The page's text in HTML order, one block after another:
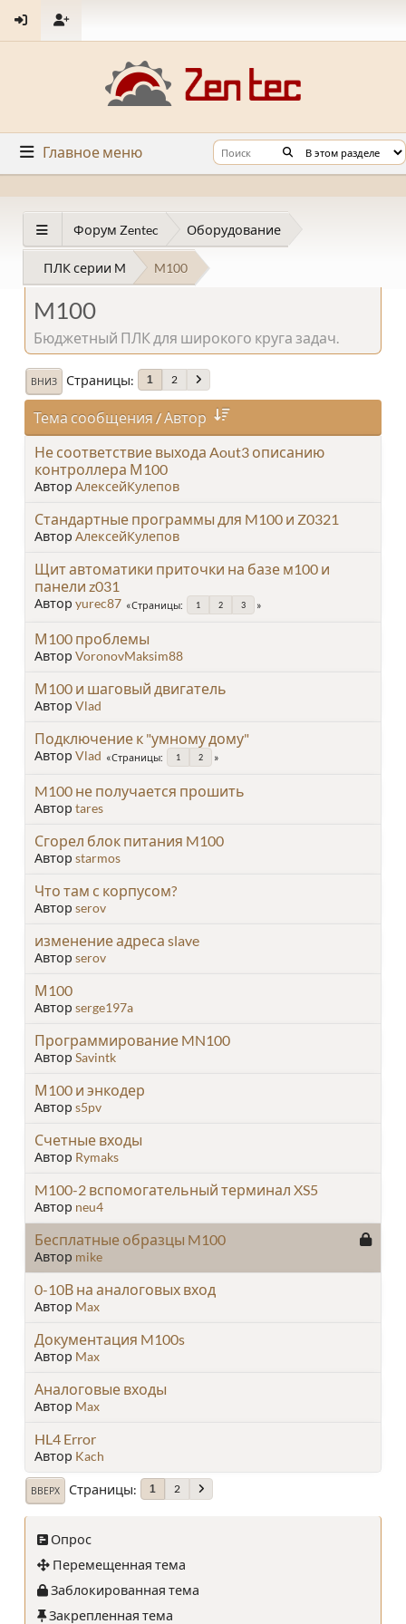
Главное меню
Форум Zentec Оборудование
ПЛК серии M M100
M100
Бюджетный ПЛК для широкого круга задач.
ВНИЗ Страницы 1 2
Тема сообщения / Автор
Не соответствие выхода Aout3 описанию
контроллера М100
Автор АлексейКулепов
Стандартные программы для M100 и Z0321
Автор АлексейКулепов
Щит автоматики приточки на базе м100 и
панели z031
Автор yurec87 Страницы 1 2 3
М100 проблемы
Автор VoronovMaksim88
М100 и шаговый двигатель
Автор Vlad
Подключение к "умному дому"
Автор Vlad Страницы 1 2
M100 не получается прошить
Автор tares
Сгорел блок питания M100
Автор starmos
Что там с корпусом?
Автор serov
изменение адреса slave
Автор serov
М100
Автор serge197a
Программирование MN100
Автор Savintk
М100 и энкодер
Автор s5pv
Счетные входы
Автор Rymaks
M100-2 вспомогательный терминал XS5
Автор neu4
Бесплатные образцы M100
Автор mike
0-10В на аналоговых вход
Автор Max
Документация M100s
Автор Max
Аналоговые входы
Автор Max
HL4 Error
Автор Kach
ВВЕРХ Страницы 1 2
Опрос
Перемещенная тема
Заблокированная тема
Закрепленная тема